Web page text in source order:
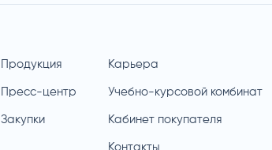
Продукция
Пресс-центр
Закупки
Карьера
Учебно-курсовой комбинат
Кабинет покупателя
Контакты